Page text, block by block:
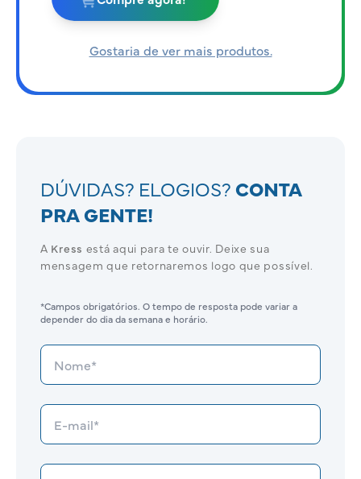
Gostaria de ver mais produtos.
DÚVIDAS? ELOGIOS? CONTA
PRA GENTE!
A Kress está aqui para te ouvir. Deixe sua
mensagem que retornaremos logo que possível.
*Campos obrigatórios. O tempo de resposta pode variar a
depender do dia da semana e horário.